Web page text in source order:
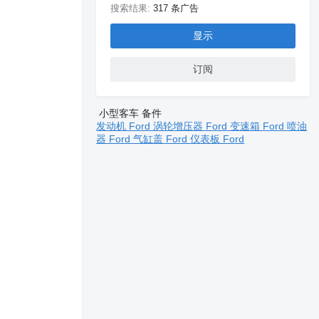
搜索结果:317 条广告
显示
订阅
小型客车 备件
发动机 Ford涡轮增压器 Ford变速箱 Ford喷油
器 Ford气缸盖 Ford仪表板 Ford